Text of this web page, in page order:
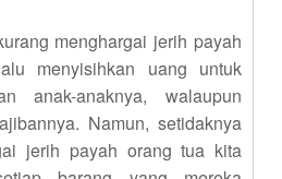
menghargai jerih payah
menyisihkan uang untuk
anak-anaknya, walaupun
Namun, setidaknya
jerih payah orang tua kita